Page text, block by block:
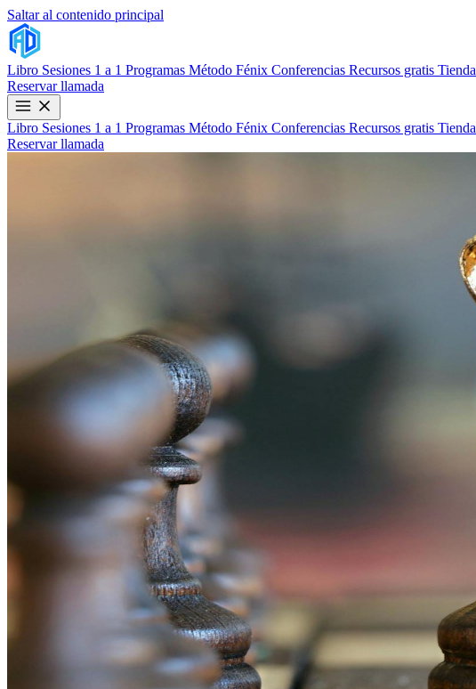
Saltar al contenido principal
Libro Sesiones 1 a 1 Programas Método Fénix Conferencias Recursos gratis Tienda
Reservar llamada
Libro Sesiones 1 a 1 Programas Método Fénix Conferencias Recursos gratis Tienda
Reservar llamada